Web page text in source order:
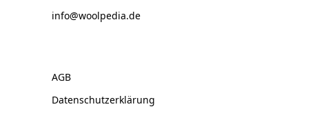
info@woolpedia.de
AGB
Datenschutzerklärung